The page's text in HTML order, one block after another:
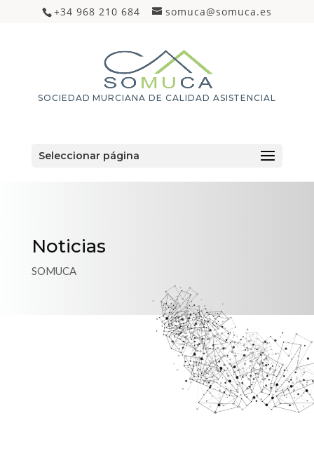
+34 968 210 684 somuca@somuca.es
SOCIEDAD MURCIANA DE CALIDAD ASISTENCIAL
Seleccionar página
Noticias
SOMUCA